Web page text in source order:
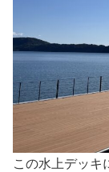
この水上デッキ